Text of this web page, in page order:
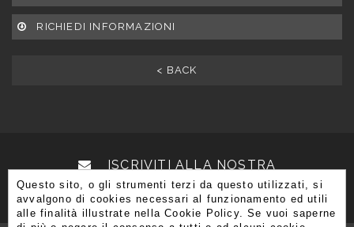
RICHIEDI INFORMAZIONI
< BACK
ISCRIVITI ALLA NOSTRA
NEWSLETTER
Questo sito, o gli strumenti terzi da questo utilizzati, si
avvalgono di cookies necessari al funzionamento ed utili
alle finalità illustrate nella Cookie Policy. Se vuoi saperne